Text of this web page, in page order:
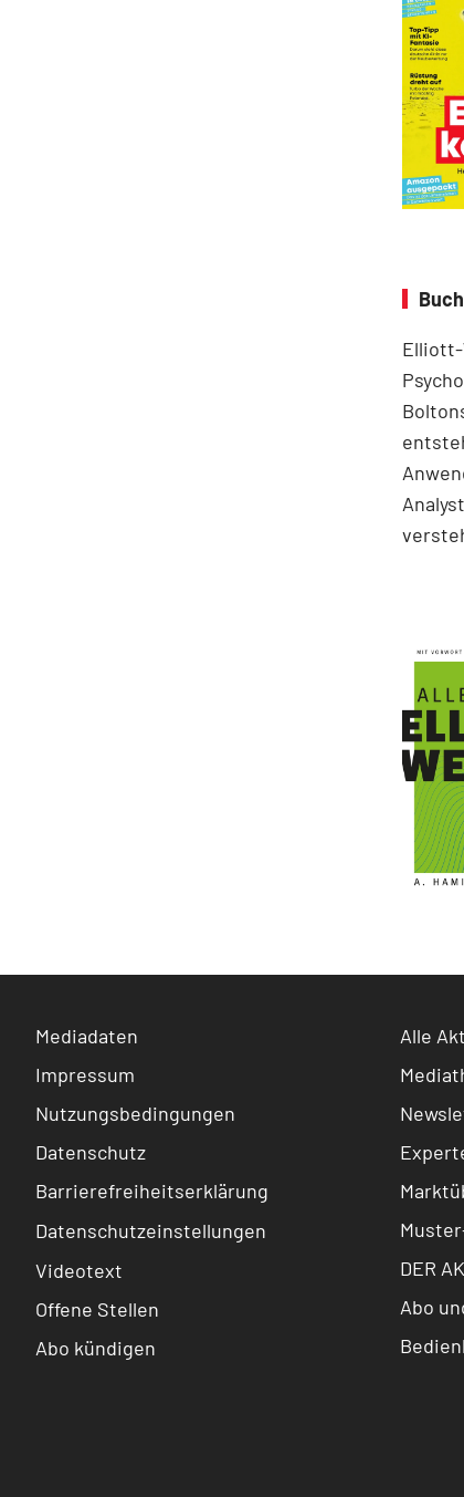
Elliott-
Mediadaten
Impressum
Nutzungsbedingungen
Datenschutz
Barrierefreiheitserklärung
Datenschutzeinstellungen
Videotext
Offene Stellen
Abo kündigen
Alle
DER
Abo